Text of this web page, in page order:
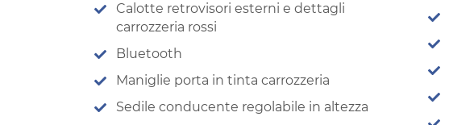
Calotte retrovisori esterni e dettagli
carrozzeria rossi
Bluetooth
Maniglie porta in tinta carrozzeria
Sedile conducente regolabile in altezza